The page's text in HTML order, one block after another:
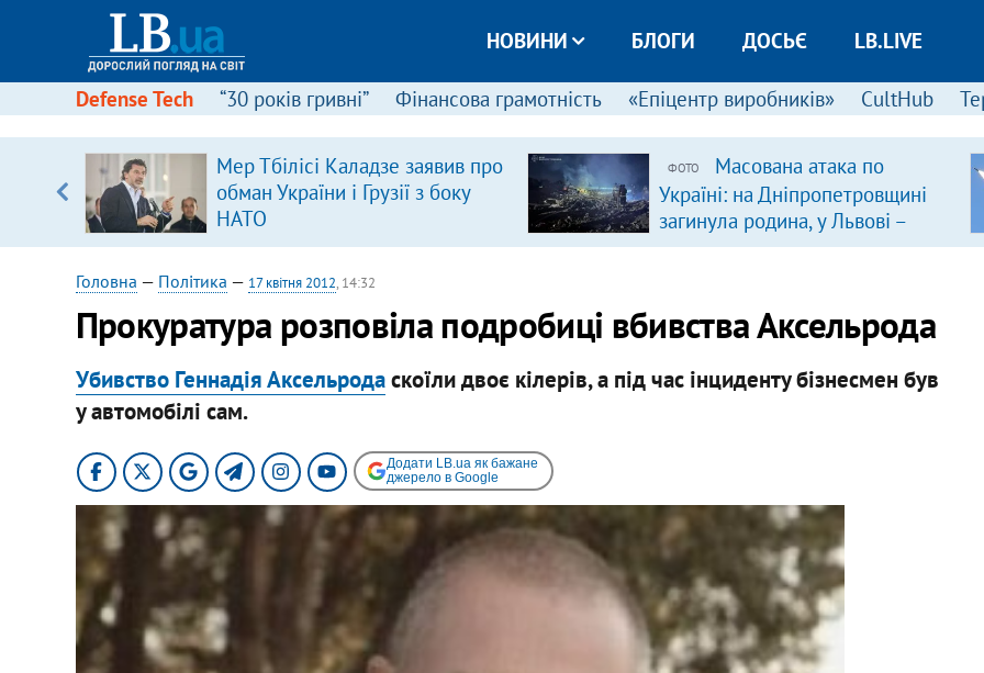
НОВИНИ БЛОГИ ДОСЬЄ LB.LIVE
Defense Tech “30 років гривні” Фінансова грамотність «Епіцентр виробників» CultHub
Мер Тбілісі Каладзе заявив про
обман України і Грузії з боку
НАТО
ФОТО
Масована атака по
Україні: на Дніпропетровщині
загинула родина, у Львові –
удар по багатоповерхівках
Головна — Політика — 17 квітня 2012, 14:32
Прокуратура розповіла подробиці вбивства Аксельрода
Убивство Геннадія Аксельродаскоїли двоє кілерів, а під час інциденту бізнесмен був
у автомобілі сам.
Додати LB.ua як бажане
джерело в Google